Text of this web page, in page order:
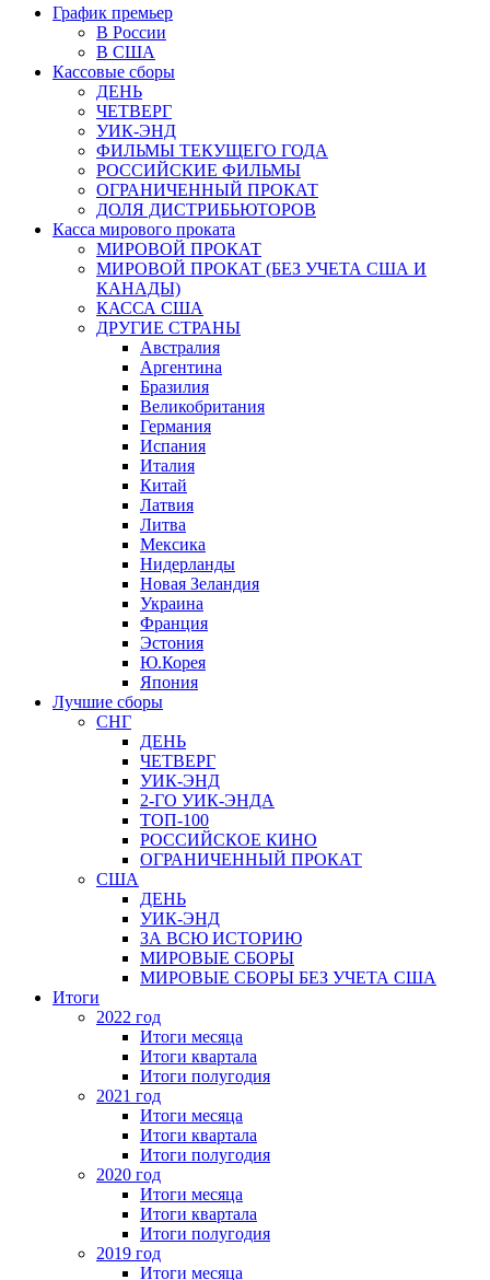
График премьер
В России
В США
Кассовые сборы
ДЕНЬ
ЧЕТВЕРГ
УИК-ЭНД
ФИЛЬМЫ ТЕКУЩЕГО ГОДА
РОССИЙСКИЕ ФИЛЬМЫ
ОГРАНИЧЕННЫЙ ПРОКАТ
ДОЛЯ ДИСТРИБЬЮТОРОВ
Касса мирового проката
МИРОВОЙ ПРОКАТ
МИРОВОЙ ПРОКАТ (БЕЗ УЧЕТА США И
КАНАДЫ)
КАССА США
ДРУГИЕ СТРАНЫ
Австралия
Аргентина
Бразилия
Великобритания
Германия
Испания
Италия
Китай
Латвия
Литва
Мексика
Нидерланды
Новая Зеландия
Украина
Франция
Эстония
Ю.Корея
Япония
Лучшие сборы
СНГ
ДЕНЬ
ЧЕТВЕРГ
УИК-ЭНД
2-ГО УИК-ЭНДА
ТОП-100
РОССИЙСКОЕ КИНО
ОГРАНИЧЕННЫЙ ПРОКАТ
США
ДЕНЬ
УИК-ЭНД
ЗА ВСЮ ИСТОРИЮ
МИРОВЫЕ СБОРЫ
МИРОВЫЕ СБОРЫ БЕЗ УЧЕТА США
Итоги
2022 год
Итоги месяца
Итоги квартала
Итоги полугодия
2021 год
Итоги месяца
Итоги квартала
Итоги полугодия
2020 год
Итоги месяца
Итоги квартала
Итоги полугодия
2019 год
Итоги месяца